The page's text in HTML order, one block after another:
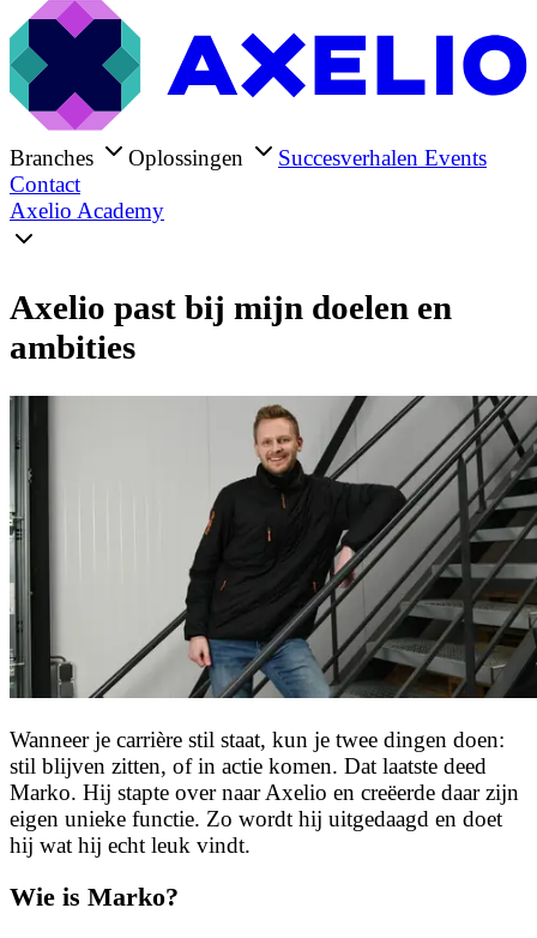
Branches Oplossingen Succesverhalen Events
Contact
Axelio Academy
Axelio past bij mijn doelen en
ambities
Wanneer je carrière stil staat, kun je twee dingen doen:
stil blijven zitten, of in actie komen. Dat laatste deed
Marko. Hij stapte over naar Axelio en creëerde daar zijn
eigen unieke functie. Zo wordt hij uitgedaagd en doet
hij wat hij echt leuk vindt.
Wie is Marko?